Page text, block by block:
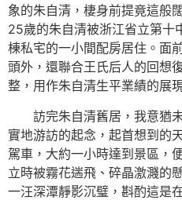
象的朱自清，棲身前提竟這般
25歲的朱自清被浙江省立第十
棟私宅的一小間配房居住。面
頭外，還聯合王氏后人的回想
整，用作朱自清生平業績的展
訪完朱自清舊居，我意猶
實地游訪的起念，起首想到的
駕車，大約一小時達到景區，
立時被霧花遄飛、碎晶激濺的
一汪深潭靜影沉璧，斟酌這是